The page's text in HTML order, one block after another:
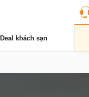
Deal khách sạn